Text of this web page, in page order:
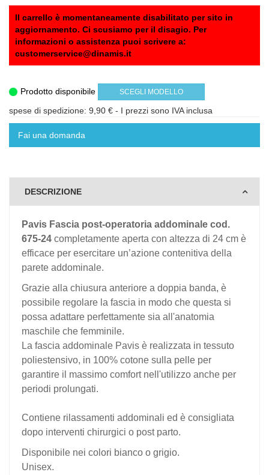
Il carrello è momentaneamente disabilitato per sito in
aggiornamento. Ci scusiamo per il disagio. Per
informazioni o assistenza puoi scrivere a:
customerservice@dinamis.it
Prodotto disponibile SCEGLI MODELLO
spese di spedizione: 9,90 € - I prezzi sono IVA inclusa
Fai una domanda
DESCRIZIONE
Pavis Fascia post-operatoria addominale cod.
675-24 completamente aperta con altezza di 24 cm è
efficace per esercitare un’azione contenitiva della
parete addominale.
Grazie alla chiusura anteriore a doppia banda, è
possibile regolare la fascia in modo che questa si
possa adattare perfettamente sia all'anatomia
maschile che femminile.
La fascia addominale Pavis è realizzata in tessuto
poliestensivo, in 100% cotone sulla pelle per
garantire il massimo comfort nell'utilizzo anche per
periodi prolungati.
Contiene rilassamenti addominali ed è consigliata
dopo interventi chirurgici o post parto.
Disponibile nei colori bianco o grigio.
Unisex.